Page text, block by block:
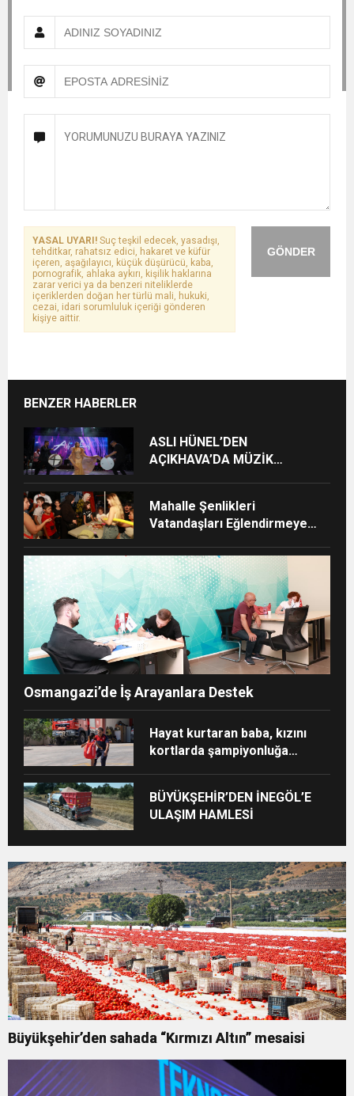
GÖNDER
YASAL UYARI! Suç teşkil edecek, yasadışı,
tehditkar, rahatsız edici, hakaret ve küfür
içeren, aşağılayıcı, küçük düşürücü, kaba,
pornografik, ahlaka aykırı, kişilik haklarına
zarar verici ya da benzeri niteliklerde
içeriklerden doğan her türlü mali, hukuki,
cezai, idari sorumluluk içeriği gönderen
kişiye aittir.
BENZER HABERLER
ASLI HÜNEL’DEN
AÇIKHAVA’DA MÜZİK
Mahalle Şenlikleri
Vatandaşları Eğlendirmeye
Osmangazi’de İş Arayanlara Destek
Hayat kurtaran baba, kızını
kortlarda şampiyonluğa
BÜYÜKŞEHİR’DEN İNEGÖL’E
ULAŞIM HAMLESİ
Büyükşehir’den sahada “Kırmızı Altın” mesaisi